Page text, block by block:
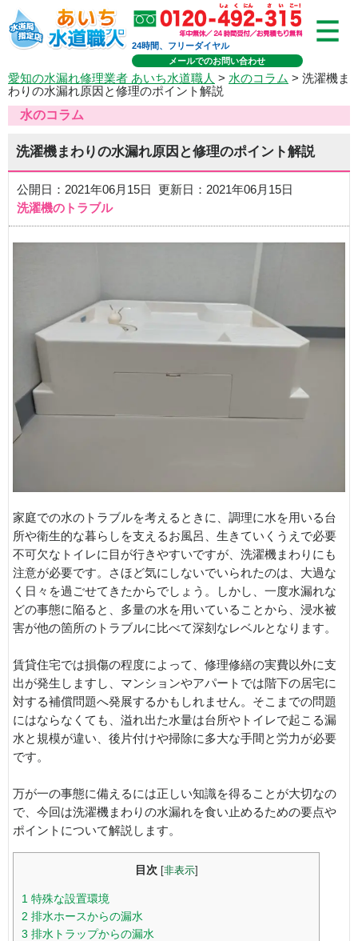
24時間、フリーダイヤル
メールでのお問い合わせ
愛知の水漏れ修理業者 あいち水道職人 > 水のコラム > 洗濯機ま
わりの水漏れ原因と修理のポイント解説
水のコラム
洗濯機まわりの水漏れ原因と修理のポイント解説
公開日：2021年06月15日 更新日：2021年06月15日
洗濯機のトラブル
家庭での水のトラブルを考えるときに、調理に水を用いる台
所や衛生的な暮らしを支えるお風呂、生きていくうえで必要
不可欠なトイレに目が行きやすいですが、洗濯機まわりにも
注意が必要です。さほど気にしないでいられたのは、大過な
く日々を過ごせてきたからでしょう。しかし、一度水漏れな
どの事態に陥ると、多量の水を用いていることから、浸水被
害が他の箇所のトラブルに比べて深刻なレベルとなります。
賃貸住宅では損傷の程度によって、修理修繕の実費以外に支
出が発生しますし、マンションやアパートでは階下の居宅に
対する補償問題へ発展するかもしれません。そこまでの問題
にはならなくても、溢れ出た水量は台所やトイレで起こる漏
水と規模が違い、後片付けや掃除に多大な手間と労力が必要
です。
万が一の事態に備えるには正しい知識を得ることが大切なの
で、今回は洗濯機まわりの水漏れを食い止めるための要点や
ポイントについて解説します。
目次 非表示]
1 特殊な設置環境
2 排水ホースからの漏水
3 排水トラップからの漏水